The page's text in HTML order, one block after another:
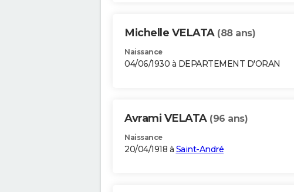
Michelle VELATA (88 ans)
Naissance
04/06/1930 à DEPARTEMENT D'ORAN
Avrami VELATA (96 ans)
Naissance
20/04/1918 à Saint-André